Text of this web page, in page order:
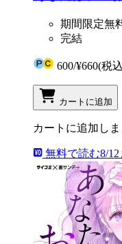
期間限定無
完結
600/¥660(税
カートに追加
カートに追加しま
無料で読む8/